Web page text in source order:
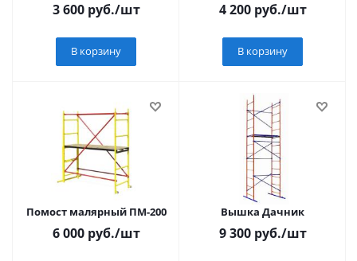
3 600руб./шт
В корзину
4 200руб./шт
В корзину
Помост малярный ПМ-200
6 000руб./шт
Вышка Дачник
9 300руб./шт